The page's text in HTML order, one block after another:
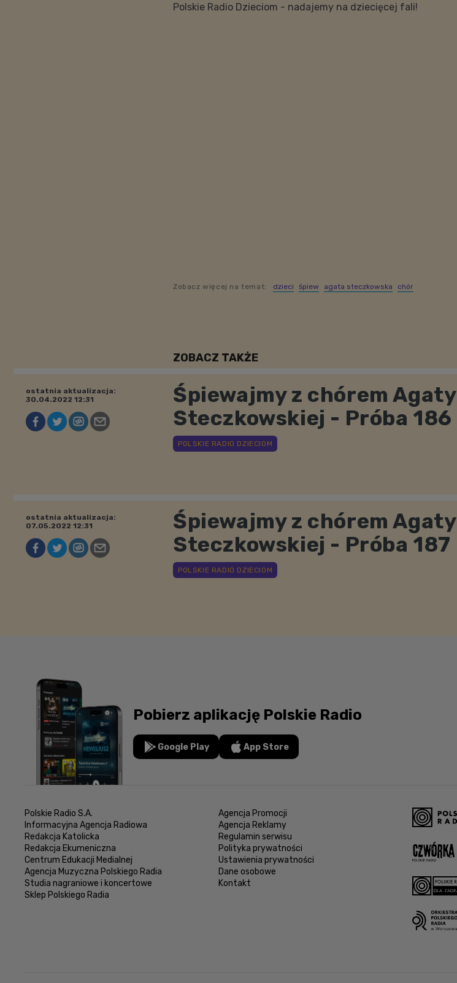
Polskie Radio Dzieciom - nadajemy na dziecięcej fali!
Zobacz więcej na temat: dzieci śpiew agata steczkowska chór
ZOBACZ TAKŻE
Śpiewajmy z chórem Agaty
Steczkowskiej - Próba 186
ostatnia aktualizacja:
30.04.2022 12:31
Śpiewajmy z chórem Agaty
Steczkowskiej - Próba 187
ostatnia aktualizacja:
07.05.2022 12:31
Pobierz aplikację Polskie Radio
Google Play App Store
Polskie Radio S.A.
Informacyjna Agencja Radiowa
Redakcja Katolicka
Redakcja Ekumeniczna
Centrum Edukacji Medialnej
Agencja Muzyczna Polskiego Radia
Studia nagraniowe i koncertowe
Sklep Polskiego Radia
Agencja Promocji
Agencja Reklamy
Regulamin serwisu
Polityka prywatności
Ustawienia prywatności
Dane osobowe
Kontakt